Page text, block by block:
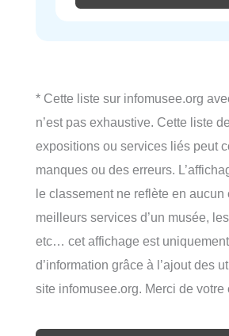
* Cette liste sur infomusee.org
n’est pas exhaustive. Cette liste
expositions ou services liés peut
manques ou des erreurs.
le classement ne reflète en aucun
meilleurs services d’un musée,
etc… cet affichage est
d’information grâce à l’ajout des
site infomusee.org. Merci de votre